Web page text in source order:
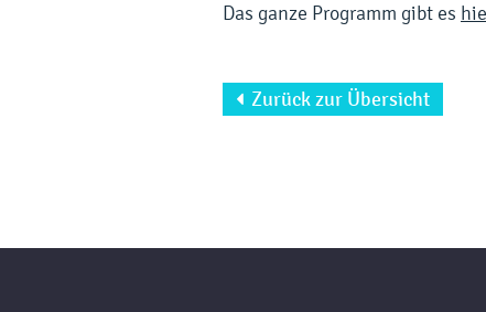
Das ganze Programm gibt es
Zurück zur Übersicht